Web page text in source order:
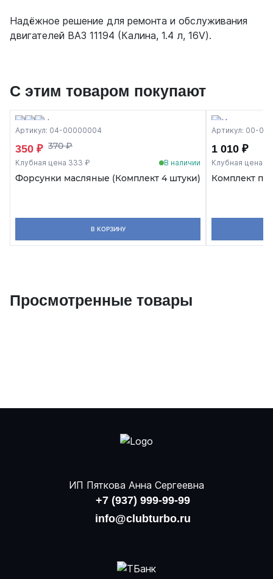
Надёжное решение для ремонта и обслуживания
двигателей ВАЗ 11194 (Калина, 1.4 л, 16V).
С этим товаром покупают
Артикул: 04-00000004
350 ₽ 370 ₽
Клубная цена 333 ₽ В наличии
Форсунки масляные (Комплект 4 штуки)
В КОРЗИНУ
Артикул: 00-
1 010 ₽
Клубная цена
Комплект
Просмотренные товары
ИП Пяткова Анна Сергеевна
+7 (937) 999-99-99
info@clubturbo.ru